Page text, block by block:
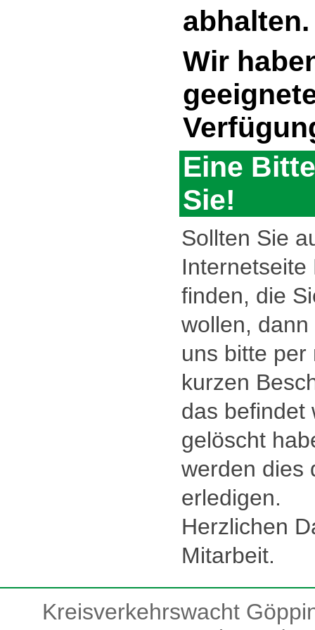
abhalten.
Wir
Eine
Sie!
Sollten Sie
finden, die
wollen,
uns bitte per
kurzen
das befindet
gelöscht
werden dies
erledigen.
Herzlichen
Mitarbeit.
Kreisverkehrswacht